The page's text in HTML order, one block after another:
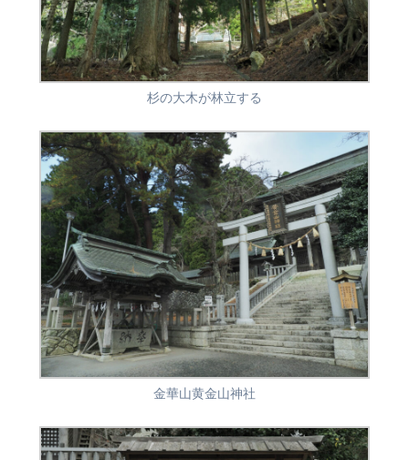
杉の大木が林立する
金華山黄金山神社